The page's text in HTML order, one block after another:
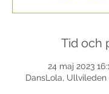
Tid och
24 maj 2023
DansLola, Ullvileden